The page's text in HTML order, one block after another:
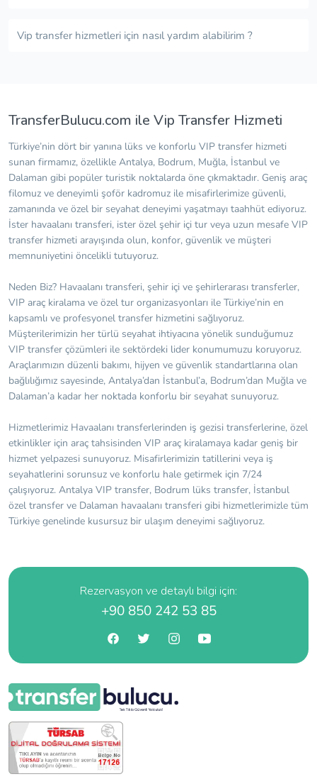
Vip transfer hizmetleri için nasıl yardım alabilirim ?
TransferBulucu.com ile Vip Transfer Hizmeti
Türkiye’nin dört bir yanına lüks ve konforlu VIP transfer hizmeti
sunan firmamız, özellikle Antalya, Bodrum, Muğla, İstanbul ve
Dalaman gibi popüler turistik noktalarda öne çıkmaktadır. Geniş araç
filomuz ve deneyimli şoför kadromuz ile misafirlerimize güvenli,
zamanında ve özel bir seyahat deneyimi yaşatmayı taahhüt ediyoruz.
İster havaalanı transferi, ister özel şehir içi tur veya uzun mesafe VIP
transfer hizmeti arayışında olun, konfor, güvenlik ve müşteri
memnuniyetini öncelikli tutuyoruz.
Neden Biz? Havaalanı transferi, şehir içi ve şehirlerarası transferler,
VIP araç kiralama ve özel tur organizasyonları ile Türkiye’nin en
kapsamlı ve profesyonel transfer hizmetini sağlıyoruz.
Müşterilerimizin her türlü seyahat ihtiyacına yönelik sunduğumuz
VIP transfer çözümleri ile sektördeki lider konumumuzu koruyoruz.
Araçlarımızın düzenli bakımı, hijyen ve güvenlik standartlarına olan
bağlılığımız sayesinde, Antalya’dan İstanbul’a, Bodrum’dan Muğla ve
Dalaman’a kadar her noktada konforlu bir seyahat sunuyoruz.
Hizmetlerimiz Havaalanı transferlerinden iş gezisi transferlerine, özel
etkinlikler için araç tahsisinden VIP araç kiralamaya kadar geniş bir
hizmet yelpazesi sunuyoruz. Misafirlerimizin tatillerini veya iş
seyahatlerini sorunsuz ve konforlu hale getirmek için 7/24
çalışıyoruz. Antalya VIP transfer, Bodrum lüks transfer, İstanbul
özel transfer ve Dalaman havaalanı transferi gibi hizmetlerimizle tüm
Türkiye genelinde kusursuz bir ulaşım deneyimi sağlıyoruz.
Rezervasyon ve detaylı bilgi için:
+90 850 242 53 85